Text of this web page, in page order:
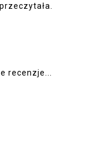
recenzje...